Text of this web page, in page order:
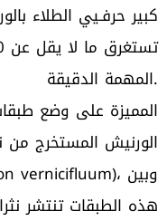
كبير حرفـيي الطلاء
المهمة الدقيقة.
الورنيش المستخرج
هذه الطبقات تنتشر